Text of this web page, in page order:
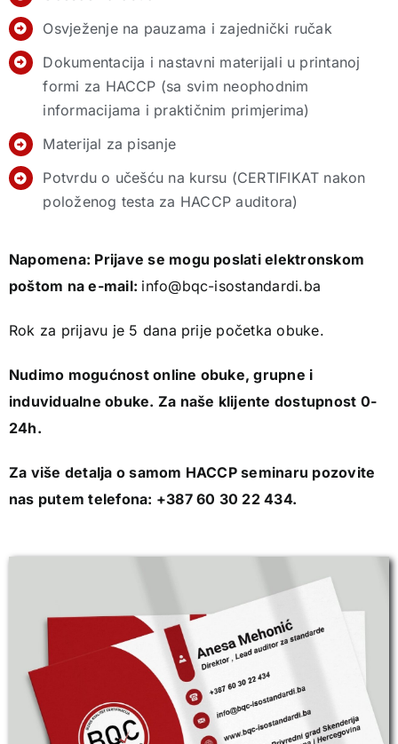
Osvježenje na pauzama i zajednički ručak
Dokumentacija i nastavni materijali u printanoj
formi za HACCP (sa svim neophodnim
informacijama i praktičnim primjerima)
Materijal za pisanje
Potvrdu o učešću na kursu (CERTIFIKAT nakon
položenog testa za HACCP auditora)
Napomena: Prijave se mogu poslati elektronskom
poštom na e-mail: info@bqc-isostandardi.ba
Rok za prijavu je 5 dana prije početka obuke.
Nudimo mogućnost online obuke, grupne i
induvidualne obuke. Za naše klijente dostupnost 0-
24h.
Za više detalja o samom HACCP seminaru pozovite
nas putem telefona: +387 60 30 22 434.